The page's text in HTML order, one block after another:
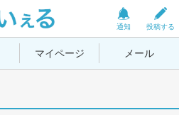
投稿する
通知
マイページ メール